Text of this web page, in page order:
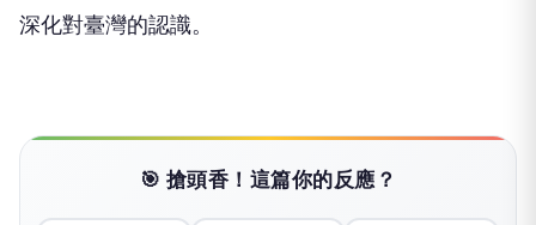
深化對臺灣的認識。
🎯 搶頭香！這篇你的反應？